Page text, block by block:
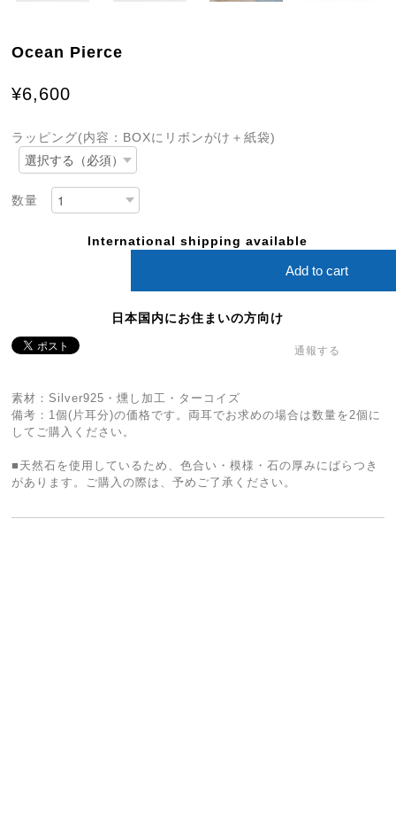
Ocean Pierce
¥6,600
ラッピング(内容：BOXにリボンがけ＋紙袋)
数量
International shipping available
Add to cart
日本国内にお住まいの方向け
通報する
素材：Silver925・燻し加工・ターコイズ
備考：1個(片耳分)の価格です。両耳でお求めの場合は数量を2個に
してご購入ください。
■天然石を使用しているため、色合い・模様・石の厚みにばらつき
があります。ご購入の際は、予めご了承ください。